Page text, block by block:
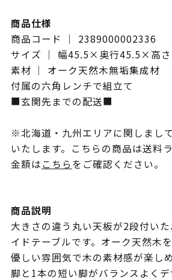
商品仕様
商品コード ｜ 2389000002336
サイズ ｜ 幅45.5×奥行45.5×高
素材 ｜ オーク天然木無垢集成材
付属の六角レンチで組立て
■玄関先までの配送■
※北海道・九州エリアに関しまし
いたします。こちらの商品は送料
金額はこちらをご確認ください。
商品説明
大きさの違う丸い天板が2段付い
イドテーブルです。オーク天然木
優しい雰囲気で木の素材感が楽し
脚と1本の短い脚がバランスよく